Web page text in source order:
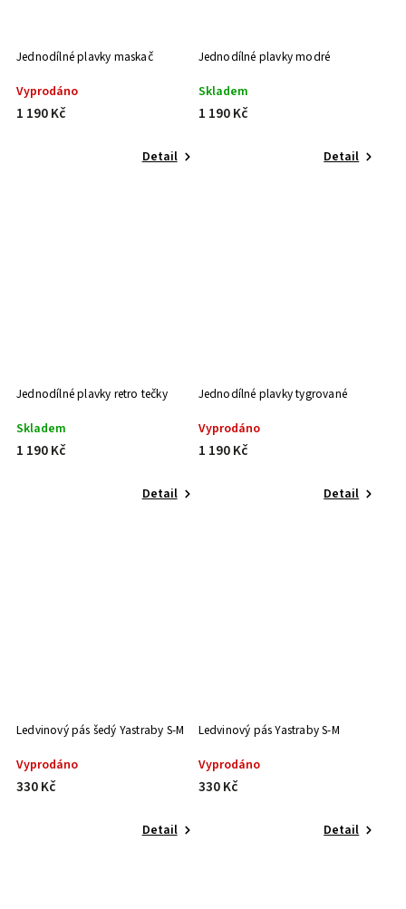
Jednodílné plavky maskač
Vyprodáno
1 190 Kč
Detail
Jednodílné plavky modré
Skladem
1 190 Kč
Detail
Jednodílné plavky retro tečky
Skladem
1 190 Kč
Detail
Jednodílné plavky tygrované
Vyprodáno
1 190 Kč
Detail
Ledvinový pás šedý Yastraby S-M
Vyprodáno
330 Kč
Detail
Ledvinový pás Yastraby S-M
Vyprodáno
330 Kč
Detail